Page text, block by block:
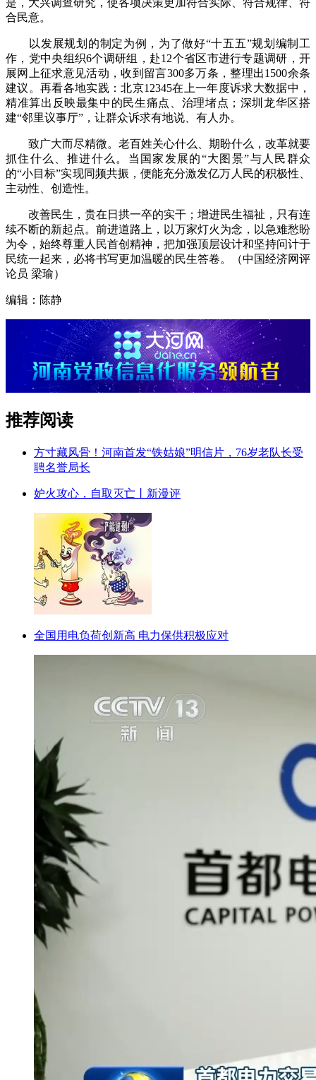
是，大兴调查研究，使各项决策更加符合实际、符合规律、符
合民意。
以发展规划的制定为例，为了做好“十五五”规划编制工
作，党中央组织6个调研组，赴12个省区市进行专题调研，开
展网上征求意见活动，收到留言300多万条，整理出1500余条
建议。再看各地实践：北京12345在上一年度诉求大数据中，
精准算出反映最集中的民生痛点、治理堵点；深圳龙华区搭
建“邻里议事厅”，让群众诉求有地说、有人办。
致广大而尽精微。老百姓关心什么、期盼什么，改革就要
抓住什么、推进什么。当国家发展的“大图景”与人民群众
的“小目标”实现同频共振，便能充分激发亿万人民的积极性、
主动性、创造性。
改善民生，贵在日拱一卒的实干；增进民生福祉，只有连
续不断的新起点。前进道路上，以万家灯火为念，以急难愁盼
为令，始终尊重人民首创精神，把加强顶层设计和坚持问计于
民统一起来，必将书写更加温暖的民生答卷。（中国经济网评
论员 梁瑜）
编辑：陈静
推荐阅读
方寸藏风骨！河南首发“铁姑娘”明信片，76岁老队长受
聘名誉局长
妒火攻心，自取灭亡丨新漫评
全国用电负荷创新高 电力保供积极应对